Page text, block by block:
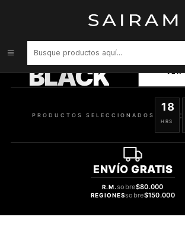
Perfume Beas Tatli Clon Nishane Ani Unisex Edp
BLACK
PRODUCTOS SELECCIONADOS
18
HRS
:
ENVÍO GRATIS
R.M.sobre$80.000
REGIONESsobre$150.000